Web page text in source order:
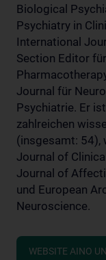
Biological
Psychiatry in
International
Section Editor
Journal für
Psychiatrie. Er
zahlreichen
(insgesamt: 54),
Journal of
Journal of
und European
Neuroscience.
WEBSITE AINO